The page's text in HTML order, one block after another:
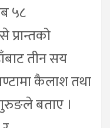
५८
प्रान्तको
तीन सय
कैलाश तथा
बताए ।